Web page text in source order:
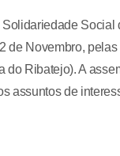
de Novembro,
do Ribatejo). A
assuntos de